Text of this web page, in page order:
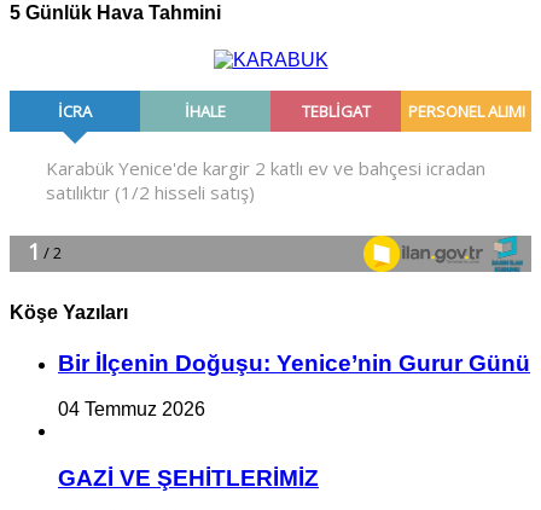
5 Günlük Hava Tahmini
Köşe Yazıları
Bir İlçe­nin Do­ğu­şu: Ye­ni­ce’nin Gurur Günü
04 Temmuz 2026
GAZİ VE ŞEHİTLERİMİZ